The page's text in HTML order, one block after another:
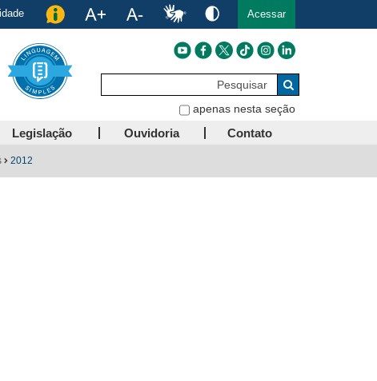
Acessar
Pesquisar
Buscar
apenas nesta seção
Legislação Ouvidoria Contato
2012